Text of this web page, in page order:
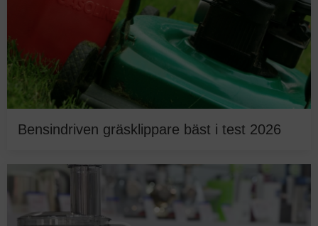
Bensindriven gräsklippare bäst i test 2026